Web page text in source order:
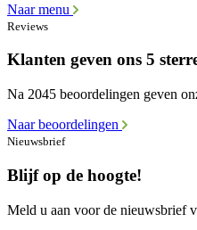
Naar menu
Reviews
Klanten geven ons 5
Na 2045 beoordelingen geven
Naar beoordelingen
Nieuwsbrief
Blijf op de hoogte!
Meld u aan voor de nieuwsbrief